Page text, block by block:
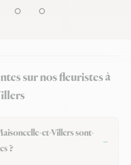
sur nos fleuristes à
et-Villers sont-
?